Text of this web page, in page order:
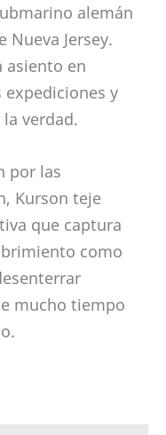
alemán
Jersey.
asiento en
expediciones y
verdad.
por las
Kurson teje
que captura
como
mucho tiempo